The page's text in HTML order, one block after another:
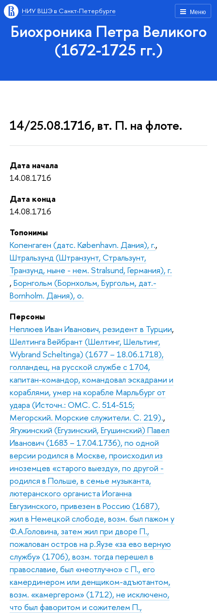
Меню
НИУ ВШЭ в Санкт-Петербурге
Биохроника Петра Великого
(1672-1725 гг.)
14/25.08.1716, вт. П. на флоте.
Дата начала
14.08.1716
Дата конца
14.08.1716
Топонимы
Копенгаген (датс. København. Дания), г.,
Штральзунд (Штранзунт, Стральзунт,
Транзунд, ныне - нем. Stralsund, Германия), г.
, Борнгольм (Борнхольм, Бургольм, дат.-
Bornholm. Дания), о.
Персоны
Неплюев Иван Иванович, резидент в Турции,
Шелтинга Вейбрант (Шелтинг, Шельтинг,
Wybrand Scheltinga) (1677 – 18.06.1718),
голландец, на русской службе с 1704,
капитан-командор, командовал эскадрами и
кораблями, умер на корабле Марльбург от
удара (Источн.: ОМС. С. 514-515;
Мегорский. Морские служители. С. 219).,
Ягужинский (Егузинский, Егушинский) Павел
Иванович (1683 – 17.04.1736), по одной
версии родился в Москве, происходил из
иноземцев «старого выезду», по другой -
родился в Польше, в семье музыканта,
лютеранского органиста Иоганна
Евгузинского, привезен в Россию (1687),
жил в Немецкой слободе, возм. был пажом у
Ф.А.Головина, затем жил при дворе П.,
пожалован остров на р.Яузе «за ево верную
службу» (1706), возм. тогда перешел в
православие, был «неотлучно» с П., его
камердинером или денщиком-адъютантом,
возм. «камергером» (1712), не исключено,
что был фаворитом и сожителем П.,